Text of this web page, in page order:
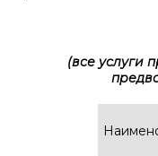
(все услуги